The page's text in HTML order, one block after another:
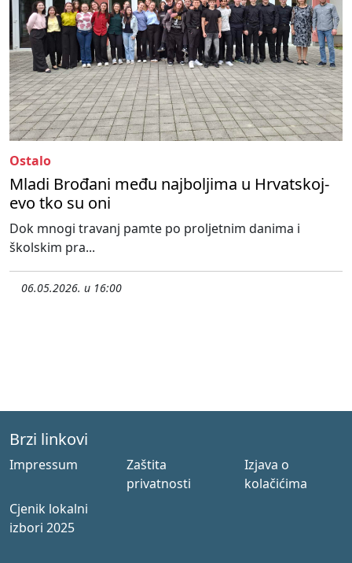
Ostalo
Mladi Brođani među najboljima u Hrvatskoj-
evo tko su oni
Dok mnogi travanj pamte po proljetnim danima i
školskim pra...
06.05.2026. u 16:00
Brzi linkovi
Impressum
Zaštita
privatnosti
Izjava o
kolačićima
Cjenik lokalni
izbori 2025